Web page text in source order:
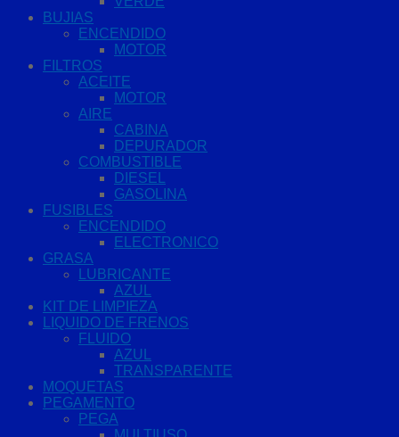
BUJIAS
ENCENDIDO
MOTOR
FILTROS
ACEITE
MOTOR
AIRE
CABINA
DEPURADOR
COMBUSTIBLE
DIESEL
GASOLINA
FUSIBLES
ENCENDIDO
ELECTRONICO
GRASA
LUBRICANTE
AZUL
KIT DE LIMPIEZA
LIQUIDO DE FRENOS
FLUIDO
AZUL
TRANSPARENTE
MOQUETAS
PEGAMENTO
PEGA